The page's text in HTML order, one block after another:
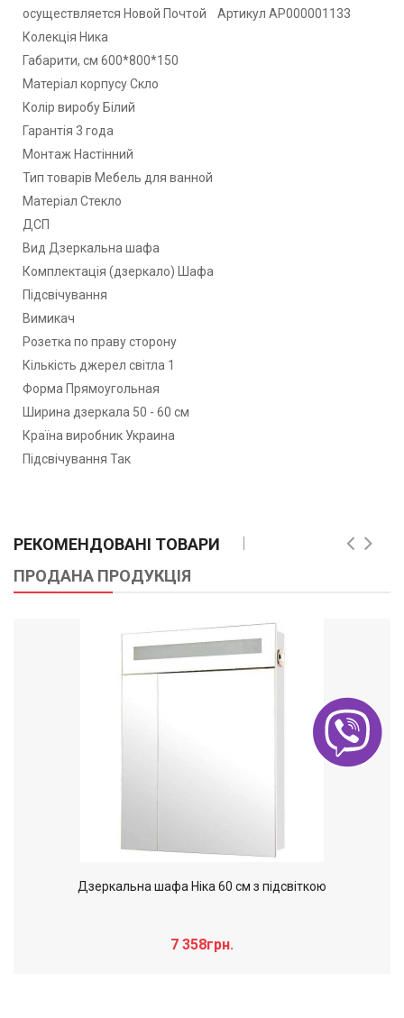
осуществляется Новой Почтой Артикул АР000001133
Колекція Ника
Габарити, см 600*800*150
Матеріал корпусу Скло
Колір виробу Білий
Гарантія 3 года
Монтаж Настінний
Тип товарів Мебель для ванной
Матеріал Стекло
ДСП
Вид Дзеркальна шафа
Комплектація (дзеркало) Шафа
Підсвічування
Вимикач
Розетка по праву сторону
Кількість джерел світла 1
Форма Прямоугольная
Ширина дзеркала 50 - 60 см
Країна виробник Украина
Підсвічування Так
РЕКОМЕНДОВАНІ ТОВАРИ
ПРОДАНА ПРОДУКЦІЯ
Дзеркальна шафа Ніка 60 см з підсвіткою
7 358грн.